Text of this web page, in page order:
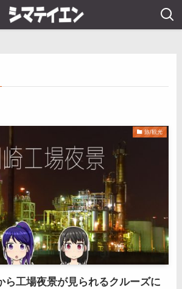
旅/観光
ら工場夜景が見られるクルーズに